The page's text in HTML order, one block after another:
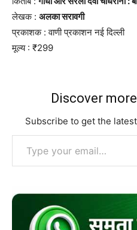
लेखक : अलका सरावगी
प्रकाशक : वाणी प्रकाशन नई दिल्ली
मूल्य : ₹299
Discover more
Subscribe to get the
Type your email…